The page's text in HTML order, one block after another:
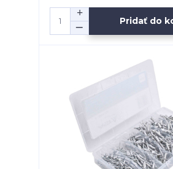
Pridať do